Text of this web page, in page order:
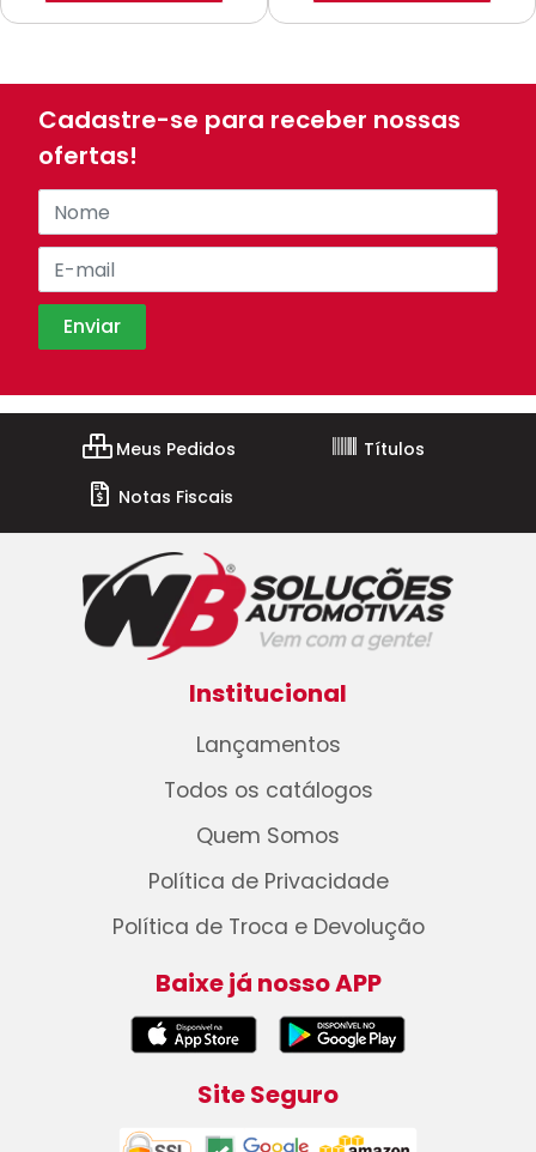
Cadastre-se para receber nossas
ofertas!
Meus Pedidos
Títulos
Notas Fiscais
Institucional
Lançamentos
Todos os catálogos
Quem Somos
Política de Privacidade
Política de Troca e Devolução
Baixe já nosso APP
Site Seguro